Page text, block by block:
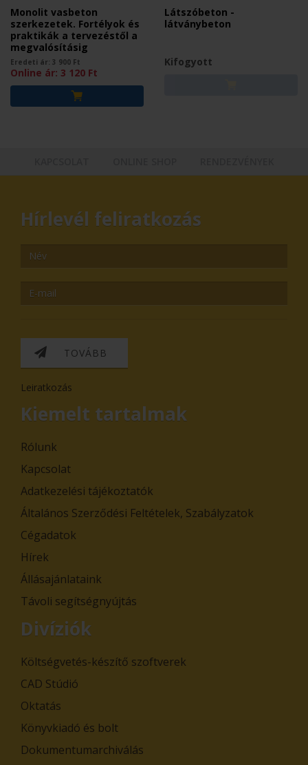
Monolit vasbeton
szerkezetek. Fortélyok és
praktikák a tervezéstől a
megvalósításig
Eredeti ár: 3 900 Ft
Online ár: 3 120 Ft
Látszóbeton -
látványbeton
Kifogyott
Hírlevél feliratkozás
TOVÁBB
Leiratkozás
Kiemelt tartalmak
Rólunk
Kapcsolat
Adatkezelési tájékoztatók
Általános Szerződési Feltételek, Szabályzatok
Cégadatok
Hírek
Állásajánlataink
Távoli segítségnyújtás
Divíziók
Költségvetés-készítő szoftverek
CAD Stúdió
Oktatás
Könyvkiadó és bolt
Dokumentumarchiválás